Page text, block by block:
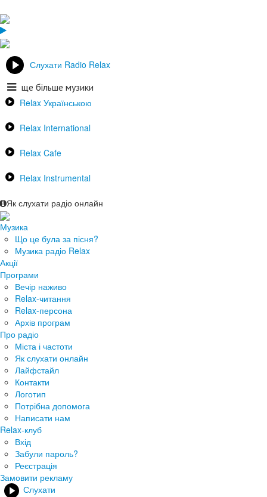
Слухати Radio Relax
ще більше музики
Relax Українською
Relax International
Relax Cafe
Relax Instrumental
Як слухати радіо онлайн
Музика
Що це була за пісня?
Музика радіо Relax
Акції
Програми
Вечір наживо
Relax-читання
Relax-персона
Архів програм
Про радіо
Міста і частоти
Як слухати онлайн
Лайфстайл
Контакти
Логотип
Потрібна допомога
Написати нам
Relax-клуб
Вхід
Забули пароль?
Реєстрація
Замовити рекламу
Слухати